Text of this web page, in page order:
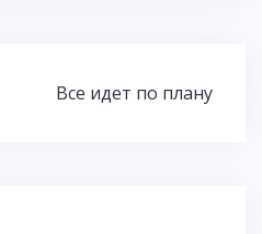
Все идет по плану